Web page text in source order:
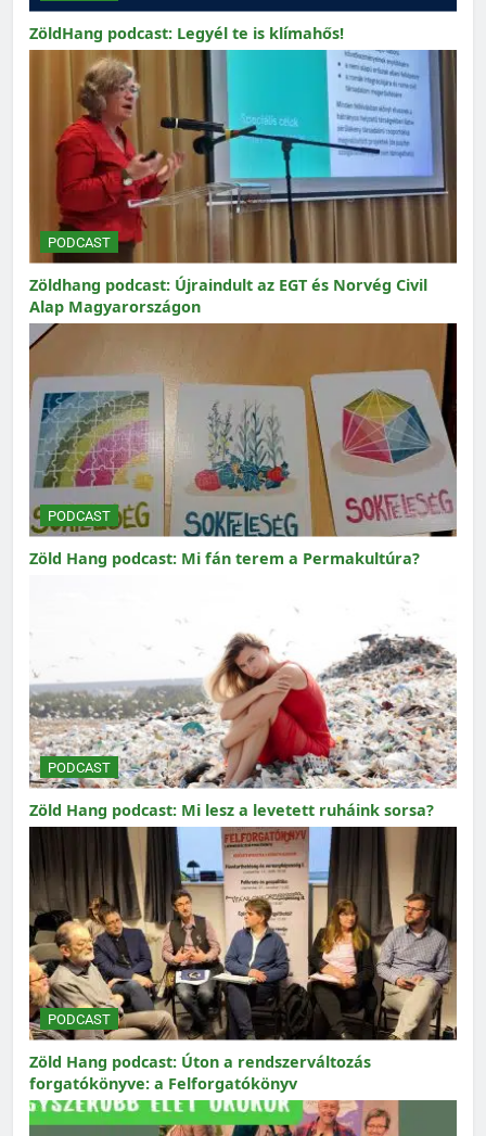
ZöldHang podcast: Legyél te is klímahős!
PODCAST
Zöldhang podcast: Újraindult az EGT és Norvég Civil
Alap Magyarországon
PODCAST
Zöld Hang podcast: Mi fán terem a Permakultúra?
PODCAST
Zöld Hang podcast: Mi lesz a levetett ruháink sorsa?
PODCAST
Zöld Hang podcast: Úton a rendszerváltozás
forgatókönyve: a Felforgatókönyv